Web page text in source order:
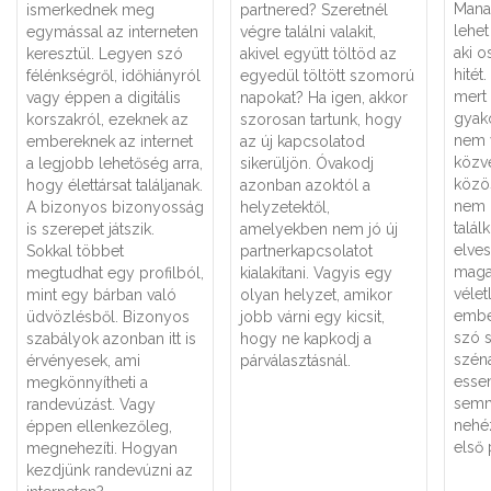
ismerkednek meg
egymással az interneten
keresztül. Legyen szó
félénkségről, időhiányról
vagy éppen a digitális
korszakról, ezeknek az
embereknek az internet
a legjobb lehetőség arra,
hogy élettársat találjanak.
A bizonyos bizonyosság
is szerepet játszik.
Sokkal többet
megtudhat egy profilból,
mint egy bárban való
üdvözlésből. Bizonyos
szabályok azonban itt is
érvényesek, ami
megkönnyítheti a
randevúzást. Vagy
éppen ellenkezőleg,
megnehezíti. Hogyan
kezdjünk randevúzni az
partnered? Szeretnél
végre találni valakit,
akivel együtt töltöd az
egyedül töltött szomorú
napokat? Ha igen, akkor
szorosan tartunk, hogy
az új kapcsolatod
sikerüljön. Óvakodj
azonban azoktól a
helyzetektől,
amelyekben nem jó új
partnerkapcsolatot
kialakítani. Vagyis egy
olyan helyzet, amikor
jobb várni egy kicsit,
hogy ne kapkodj a
párválasztásnál.
aki
mert
nem
nem
szó
első